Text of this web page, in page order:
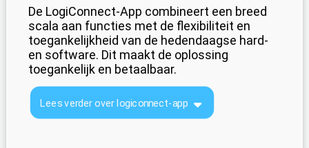
De LogiConnect-App combineert een breed
scala aan functies met de flexibiliteit en
toegankelijkheid van de hedendaagse hard-
en software. Dit maakt de oplossing
toegankelijk en betaalbaar.
Lees verder over logiconnect-app